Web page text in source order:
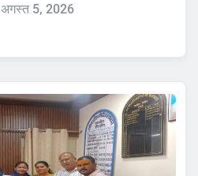
अगस्त 5, 2026